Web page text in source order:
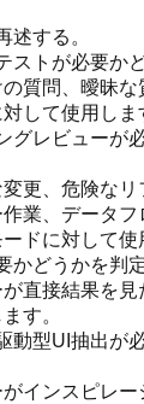
述する。
ストが必要か
質問、曖昧
して使用しま
グレビューが
更、危険な
作業、データ
ドに対して使
かどうかを判定
直接結果を
す。
動型UI抽出が
インスピレ